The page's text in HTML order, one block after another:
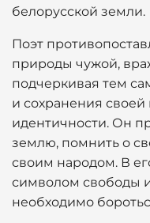
белорусской земли.
Поэт
природы чужой,
подчеркивая тем
и сохранения
идентичности. Он
землю, помнить о
своим народом. В
символом свободы
необходимо